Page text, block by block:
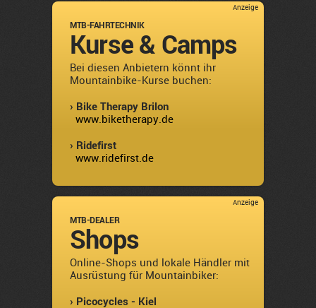
Anzeige
MTB-FAHRTECHNIK
Kurse & Camps
Bei diesen Anbietern könnt ihr
Mountainbike-Kurse buchen:
› Bike Therapy Brilon
www.biketherapy.de
› Ridefirst
www.ridefirst.de
Anzeige
MTB-DEALER
Shops
Online-Shops und lokale Händler mit
Ausrüstung für Mountainbiker:
› Picocycles - Kiel